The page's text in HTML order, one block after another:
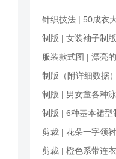
针织技法 | 50成衣
制版 | 女装袖子制
服装款式图 | 漂亮
制版（附详细数据
制版 | 男女童各种
制版 | 6种基本裙型
剪裁 | 花朵一字领
剪裁 | 橙色系带连